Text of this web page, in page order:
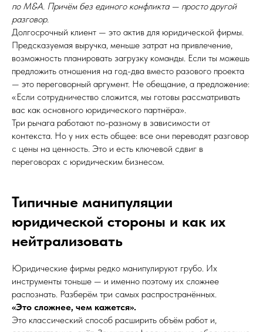
по M&A. Причём без единого конфликта — просто другой
разговор.
Долгосрочный клиент — это актив для юридической фирмы.
Предсказуемая выручка, меньше затрат на привлечение,
возможность планировать загрузку команды. Если ты можешь
предложить отношения на год-два вместо разового проекта
— это переговорный аргумент. Не обещание, а предложение:
«Если сотрудничество сложится, мы готовы рассматривать
вас как основного юридического партнёра».
Три рычага работают по-разному в зависимости от
контекста. Но у них есть общее: все они переводят разговор
с цены на ценность. Это и есть ключевой сдвиг в
переговорах с юридическим бизнесом.
Типичные манипуляции
юридической стороны и как их
нейтрализовать
Юридические фирмы редко манипулируют грубо. Их
инструменты тоньше — и именно поэтому их сложнее
распознать. Разберём три самых распространённых.
«Это сложнее, чем кажется».
Это классический способ расширить объём работ и,